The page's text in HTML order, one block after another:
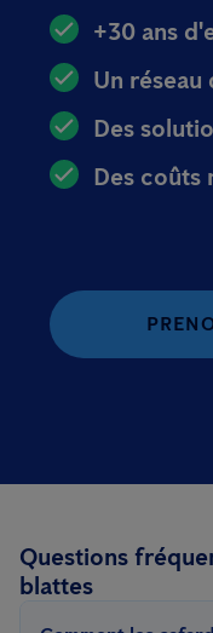
+30 ans
Un réseau
Des
Des coûts
Questions
blattes